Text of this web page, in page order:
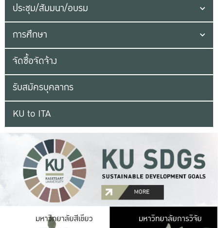
ประชุม/สัมมนา/อบรม
การศึกษา
จัดซื้อจัดจ้าง
รับสมัครบุคลากร
KU to ITA
มหาวิทยาลัยสีเขียว มหาวิ
มหาวิทยาลัยการวิจัย